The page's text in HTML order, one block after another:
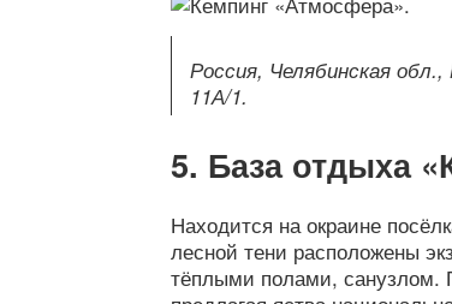
Россия, Челябинская
11А/1.
База отдыха
Находится на окраине
лесной тени расположены
тёплыми полами, санузлом.